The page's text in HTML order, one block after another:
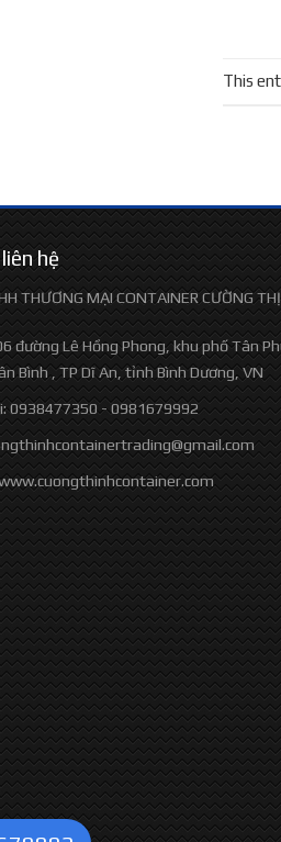
This
hệ
THƯƠNG MẠI CONTAINER CƯỜNG
đường Lê Hồng Phong, khu phố Tân
Bình , TP Dĩ An, tỉnh Bình Dương, VN
0938477350 - 0981679992